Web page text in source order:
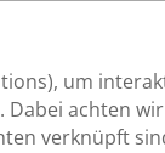
um
achten
verknüpft